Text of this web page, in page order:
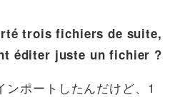
trois fichiers de suite,
éditer juste un fichier ?
ポートしたんだけど、1